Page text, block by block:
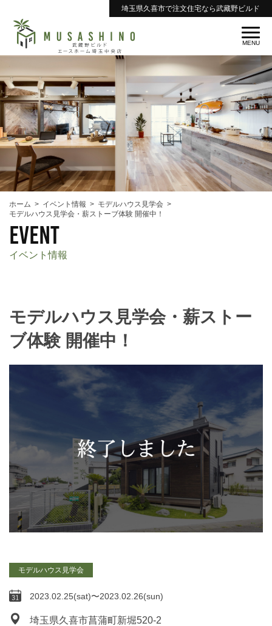
埼玉県久喜市で注文住宅なら武藏野ビルド
ホーム イベント情報
モデルハウス見学会
モデルハウス見学会・薪ストーブ体験 開催中！
event
イベント情報
モデルハウス見学会・薪ストー
ブ体験 開催中！
モデルハウス見学会
2023.02.25(sat)〜2023.02.26(sun)
埼玉県久喜市菖蒲町新堀520-2